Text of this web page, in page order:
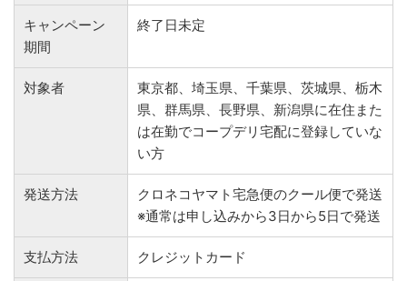
キャンペーン
期間
終了日未定
対象者
東京都、埼玉県、千葉県、茨城県、栃木
県、群馬県、長野県、新潟県に在住また
は在勤でコープデリ宅配に登録していな
い方
発送方法
クロネコヤマト宅急便のクール便で発送
※通常は申し込みから3日から5日で発送
支払方法 クレジットカード